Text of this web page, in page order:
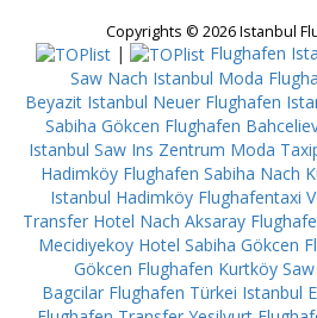
Copyrights © 2026 Istanbul
| Flughafen
Saw Nach Istanbul Moda
Beyazit Istanbul Neuer Flughafen
Sabiha Gökcen Flughafen
Istanbul Saw Ins Zentrum Moda
Hadimköy Flughafen Sabiha Nach
Istanbul Hadimköy Flughafentaxi
Transfer Hotel Nach Aksaray
Mecidiyekoy Hotel Sabiha Gökcen
Gökcen Flughafen Kurtköy
Bagcilar Flughafen Türkei Istanbul